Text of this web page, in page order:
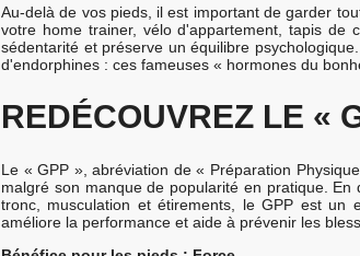
Au-delà de vos pieds, il est important de garder
votre home trainer, vélo d'appartement, tapis de
sédentarité et préserve un équilibre
d'endorphines : ces fameuses « hormones du
REDÉCOUVREZ LE «
Le « GPP », abréviation de « Préparation
malgré son manque de popularité en pratique.
tronc, musculation et étirements, le GPP est un
améliore la performance et aide à prévenir les